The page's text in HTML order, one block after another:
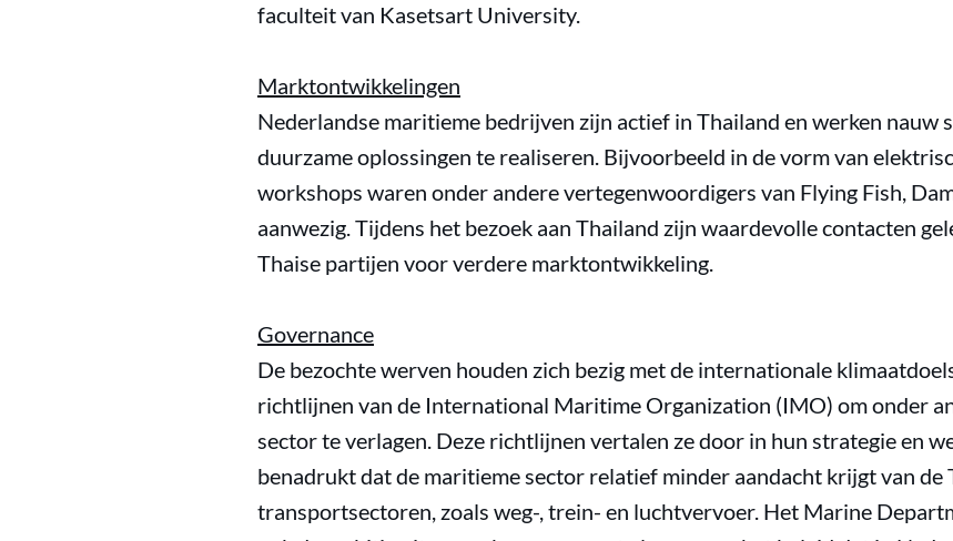
faculteit van Kasetsart University.
Marktontwikkelingen
Nederlandse maritieme bedrijven zijn actief in Thailand en werken nauw
duurzame oplossingen te realiseren. Bijvoorbeeld in de vorm van
workshops waren onder andere vertegenwoordigers van Flying Fish,
aanwezig. Tijdens het bezoek aan Thailand zijn waardevolle contacten
Thaise partijen voor verdere marktontwikkeling.
Governance
De bezochte werven houden zich bezig met de internationale
richtlijnen van de International Maritime Organization (IMO) om onder
sector te verlagen. Deze richtlijnen vertalen ze door in hun strategie en
benadrukt dat de maritieme sector relatief minder aandacht krijgt van de
transportsectoren, zoals weg-, trein- en luchtvervoer. Het Marine